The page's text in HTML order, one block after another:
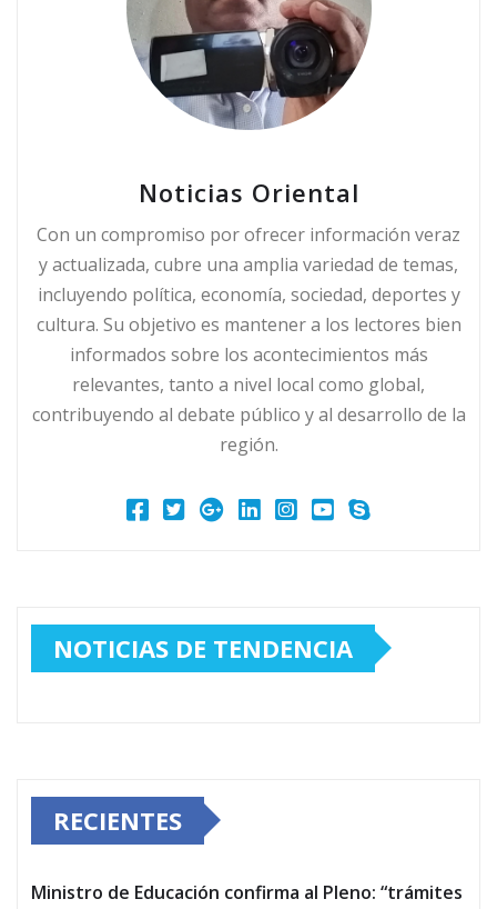
Noticias Oriental
Con un compromiso por ofrecer información veraz
y actualizada, cubre una amplia variedad de temas,
incluyendo política, economía, sociedad, deportes y
cultura. Su objetivo es mantener a los lectores bien
informados sobre los acontecimientos más
relevantes, tanto a nivel local como global,
contribuyendo al debate público y al desarrollo de la
región.
NOTICIAS DE TENDENCIA
RECIENTES
Ministro de Educación confirma al Pleno: “trámites